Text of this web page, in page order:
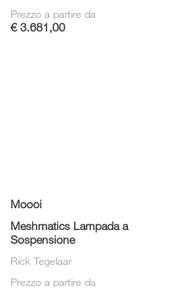
Prezzo a partire da
€ 3.681,00
Moooi
Meshmatics Lampada a
Sospensione
Rick Tegelaar
Prezzo a partire da